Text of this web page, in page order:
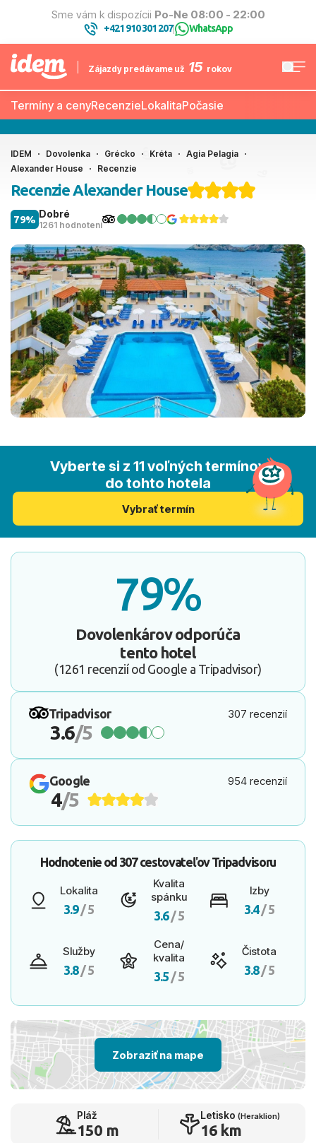
Sme vám k dispozícii Po-Ne 08:00 - 22:00
+421 910 301 207| WhatsApp
Zájazdy predávame už 15 rokov
Termíny a cenyRecenzieLokalitaPočasie
IDEM Dovolenka Grécko Kréta
Agia Pelagia
Alexander House
Recenzie
Recenzie Alexander House
Dobré
1261 hodnotení
79%
Vyberte si z 11 voľných termínov
do tohto hotela
Vybrať termín
79%
Dovolenkárov odporúča
tento hotel
(1261 recenzií od Google a Tripadvisor)
Tripadvisor 307 recenzií
3.6/5
Google 954 recenzií
4/5
Hodnotenie od 307 cestovateľovTripadvisoru
Lokalita
3.9/ 5
Kvalita
spánku
3.6/ 5
Izby
3.4/ 5
Služby
3.8/ 5
Cena/
kvalita
3.5 / 5
Čistota
3.8/ 5
Zobraziť na mape
Pláž
150 m
Letisko (Heraklion)
16 km